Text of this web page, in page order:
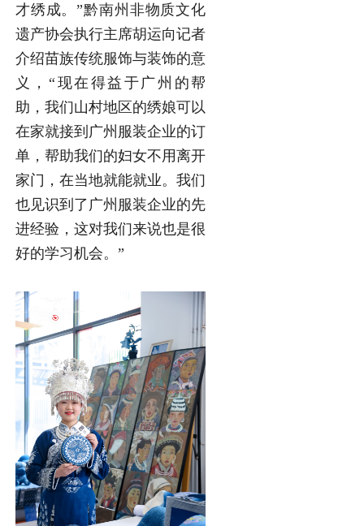
才绣成。”黔南州非物质文化
遗产协会执行主席胡运向记者
介绍苗族传统服饰与装饰的意
义，“现在得益于广州的帮
助，我们山村地区的绣娘可以
在家就接到广州服装企业的订
单，帮助我们的妇女不用离开
家门，在当地就能就业。我们
也见识到了广州服装企业的先
进经验，这对我们来说也是很
好的学习机会。”